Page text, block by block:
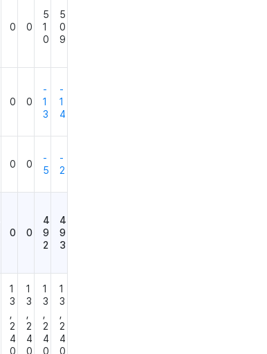
0 0
5
1
0
5
0
9
0 0
-
1
3
-
1
4
0 0
-
5
-
2
0 0
4
9
2
4
9
3
1
3
2
4
0
1
3
2
4
0
1
3
2
4
0
1
3
2
4
0